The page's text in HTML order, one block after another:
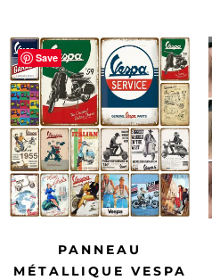
Save
PANNEAU
MÉTALLIQUE VESPA